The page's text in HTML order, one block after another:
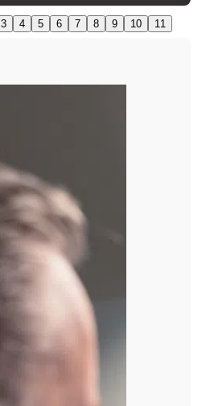
3 4 5 6 7 8 9 10 11